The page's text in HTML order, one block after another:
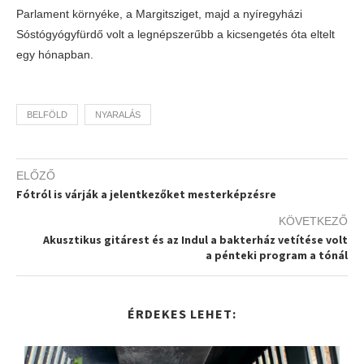
Parlament környéke, a Margitsziget, majd a nyíregyházi
Sóstógyógyfürdő volt a legnépszerűbb a kicsengetés óta eltelt
egy hónapban.
BELFÖLD NYARALÁS
ELŐZŐ
Fótról is várják a jelentkezőket mesterképzésre
KÖVETKEZŐ
Akusztikus gitárest és az Indul a bakterház vetítése volt
a pénteki program a tónál
ÉRDEKES LEHET: